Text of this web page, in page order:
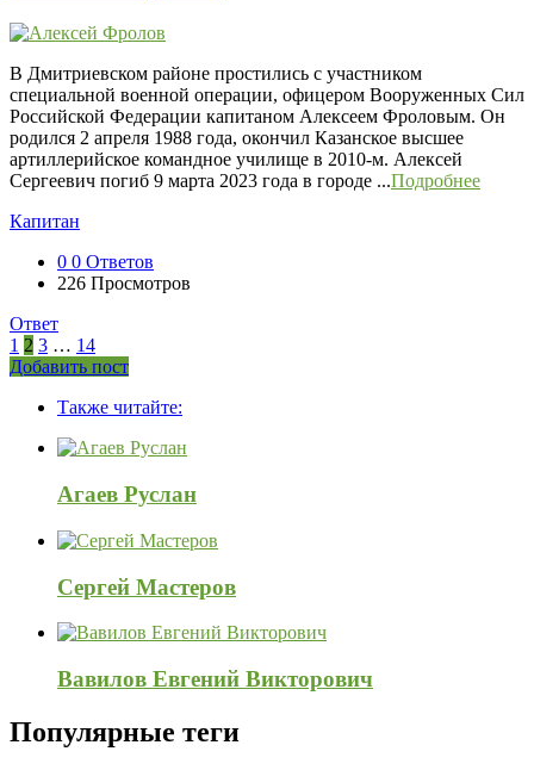
В Дмитриевском районе простились с участником
специальной военной операции, офицером Вооруженных Сил
Российской Федерации капитаном Алексеем Фроловым. Он
родился 2 апреля 1988 года, окончил Казанское высшее
артиллерийское командное училище в 2010-м. Алексей
Сергеевич погиб 9 марта 2023 года в городе ...Подробнее
Капитан
0 0 Ответов
226 Просмотров
Ответ
1 2 3 … 14
Боковая
панель
Добавить пост
120x600Также читайте:
Агаев Руслан
Сергей Мастеров
Вавилов Евгений Викторович
Популярные теги